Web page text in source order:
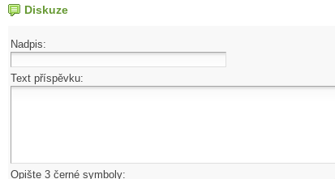
Diskuze
Nadpis:
Text příspěvku:
Opište 3 černé symboly: